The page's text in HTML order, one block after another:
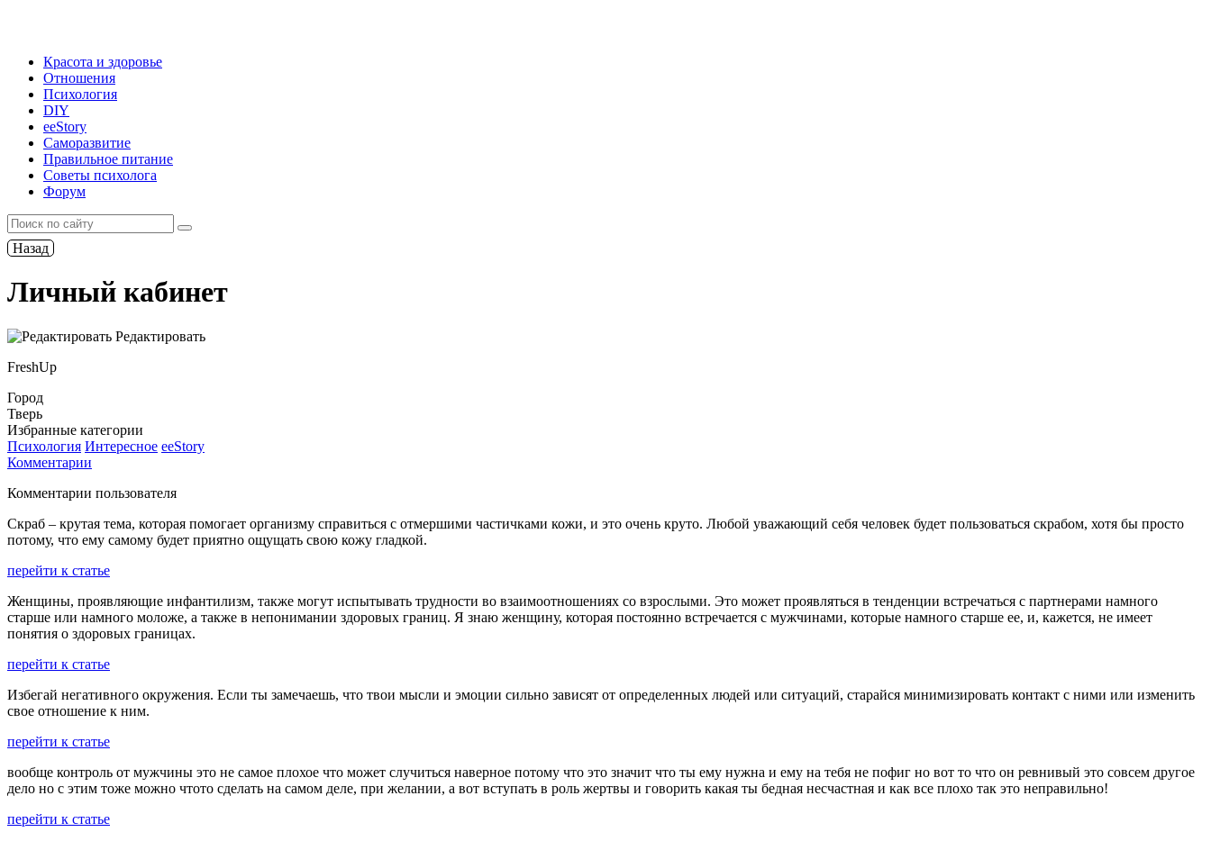
Красота и здоровье
Отношения
Психология
DIY
ееStory
Саморазвитие
Правильное питание
Советы психолога
Форум
Назад
Личный кабинет
Редактировать
FreshUp
Город
Тверь
Избранные категории
Психология Интересное ееStory
Комментарии
Комментарии пользователя
Скраб – крутая тема, которая помогает организму справиться с отмершими частичками кожи, и это очень круто. Любой уважающий себя человек будет пользоваться скрабом, хотя бы просто
потому, что ему самому будет приятно ощущать свою кожу гладкой.
перейти к статье
Женщины, проявляющие инфантилизм, также могут испытывать трудности во взаимоотношениях со взрослыми. Это может проявляться в тенденции встречаться с партнерами намного
старше или намного моложе, а также в непонимании здоровых границ. Я знаю женщину, которая постоянно встречается с мужчинами, которые намного старше ее, и, кажется, не имеет
понятия о здоровых границах.
перейти к статье
Избегай негативного окружения. Если ты замечаешь, что твои мысли и эмоции сильно зависят от определенных людей или ситуаций, старайся минимизировать контакт с ними или изменить
свое отношение к ним.
перейти к статье
вообще контроль от мужчины это не самое плохое что может случиться наверное потому что это значит что ты ему нужна и ему на тебя не пофиг но вот то что он ревнивый это совсем другое
дело но с этим тоже можно чтото сделать на самом деле, при желании, а вот вступать в роль жертвы и говорить какая ты бедная несчастная и как все плохо так это неправильно!
перейти к статье